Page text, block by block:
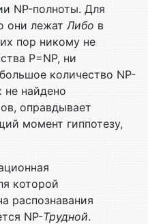
NP-полноты. Для
они лежат Либо в
пор никому не
P=NP, ни
количество NP-
не найдено
оправдывает
момент гиппотезу,
которой
распознавания
NP-Трудной.